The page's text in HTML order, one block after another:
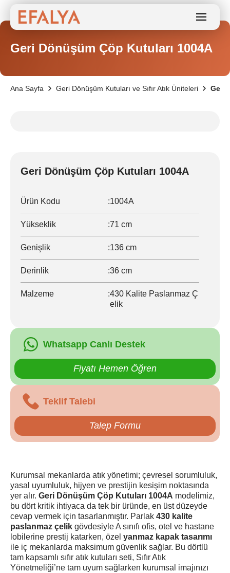
Geri Dönüşüm Çöp Kutuları 1004A
Ana Sayfa Geri Dönüşüm Kutuları ve Sıfır Atık Üniteleri Geri
Geri Dönüşüm Çöp Kutuları 1004A
Ürün Kodu :1004A
Yükseklik :71 cm
Genişlik :136 cm
Derinlik :36 cm
Malzeme :430 Kalite Paslanmaz Ç
elik
Whatsapp Canlı Destek
Fiyatı Hemen Öğren
Teklif Talebi
Talep Formu
Kurumsal mekanlarda atık yönetimi; çevresel sorumluluk,
yasal uyumluluk, hijyen ve prestijin kesişim noktasında
yer alır. Geri Dönüşüm Çöp Kutuları 1004A modelimiz,
bu dört kritik ihtiyaca da tek bir üründe, en üst düzeyde
cevap vermek için tasarlanmıştır. Parlak 430 kalite
paslanmaz çelik gövdesiyle A sınıfı ofis, otel ve hastane
lobilerine prestij katarken, özel yanmaz kapak tasarımı
ile iç mekanlarda maksimum güvenlik sağlar. Bu dörtlü
tam kapsamlı sıfır atık kutuları seti, Sıfır Atık
Yönetmeliği’ne tam uyum sağlarken kurumsal imajınızı